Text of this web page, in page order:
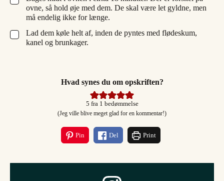
ovne, så hold øje med dem. De skal være let gyldne, men
må endelig ikke for længe.
▢
Lad dem køle helt af, inden de pyntes med flødeskum,
kanel og brunkager.
Hvad synes du om opskriften?
5 fra 1 bedømmelse
(Jeg ville blive meget glad for en kommentar!)
Pin Del Print